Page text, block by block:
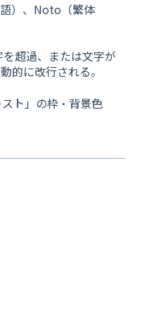
）、Noto（繁体
超過、または文字が
的に改行される。
ト」の枠・背景色